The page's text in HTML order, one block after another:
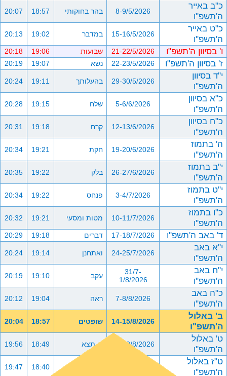
כ"ב באייר
ה'תשפ"ו
8-9/5/2026 בהר בחוקותי 18:57
20:07
כ"ט באייר
ה'תשפ"ו
15-16/5/2026 במדבר 19:02
20:13
ו' בסיוון ה'תשפ"ו 21-22/5/2026 שבועות 19:06
20:18
ז' בסיוון ה'תשפ"ו 22-23/5/2026 נשא 19:07
20:19
י"ד בסיוון
ה'תשפ"ו
29-30/5/2026 בהעלותך 19:11
20:24
כ"א בסיוון
ה'תשפ"ו
5-6/6/2026 שלח 19:15
20:28
כ"ח בסיוון
ה'תשפ"ו
12-13/6/2026 קרח 19:18
20:31
ה' בתמוז
ה'תשפ"ו
19-20/6/2026 חקת 19:21
20:34
י"ב בתמוז
ה'תשפ"ו
26-27/6/2026 בלק 19:22
20:35
י"ט בתמוז
ה'תשפ"ו
3-4/7/2026 פנחס 19:22
20:34
כ"ו בתמוז
ה'תשפ"ו
10-11/7/2026 מטות ומסעי 19:21
20:32
ד' באב ה'תשפ"ו 17-18/7/2026 דברים 19:18
20:29
י"א באב
ה'תשפ"ו
24-25/7/2026 ואתחנן 19:14
20:24
י"ח באב
ה'תשפ"ו
31/7-
1/8/2026
עקב 19:10
20:19
כ"ה באב
ה'תשפ"ו
7-8/8/2026 ראה 19:04
20:12
ב' באלול
ה'תשפ"ו
14-15/8/2026 שופטים 18:57
20:04
ט' באלול
ה'תשפ"ו
21-22/8/2026 כי תצא 18:49
19:56
ט"ז באלול
ה'תשפ"ו
18:40
19:47